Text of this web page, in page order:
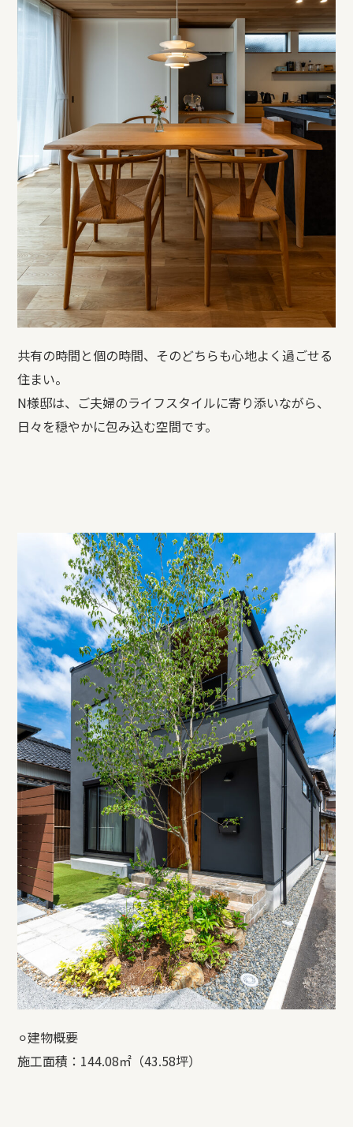
共有の時間と個の時間、そのどちらも心地よく過ごせる
住まい。
N様邸は、ご夫婦のライフスタイルに寄り添いながら、
日々を穏やかに包み込む空間です。
⚪︎建物概要
施工面積：144.08㎡（43.58坪）